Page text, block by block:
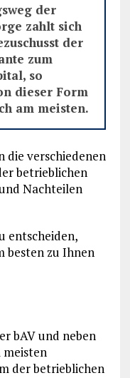
der
zahlt sich
der
zum
so
dieser Form
am meisten.
die verschiedenen
betrieblichen
Nachteilen
entscheiden,
besten zu Ihnen
bAV und neben
meisten
der betrieblichen